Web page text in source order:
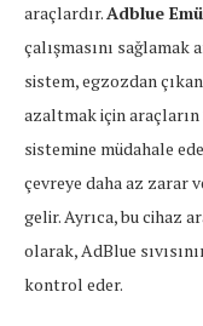
araçlardır.Adblue
çalışmasını sağlamak
sistem, egzozdan
azaltmak için
sistemine müdahale
çevreye daha az zarar
gelir. Ayrıca, bu cihaz
olarak, AdBlue
kontrol eder.